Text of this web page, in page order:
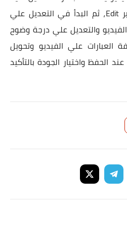
من خلال الضغط علي تحرير Edit، ثم البدأ في التعديل علي
والتعديل علي درجة وضوح
العبارات علي الفيديو وتحويل
الحفظ واختيار الجودة بالتأكيد